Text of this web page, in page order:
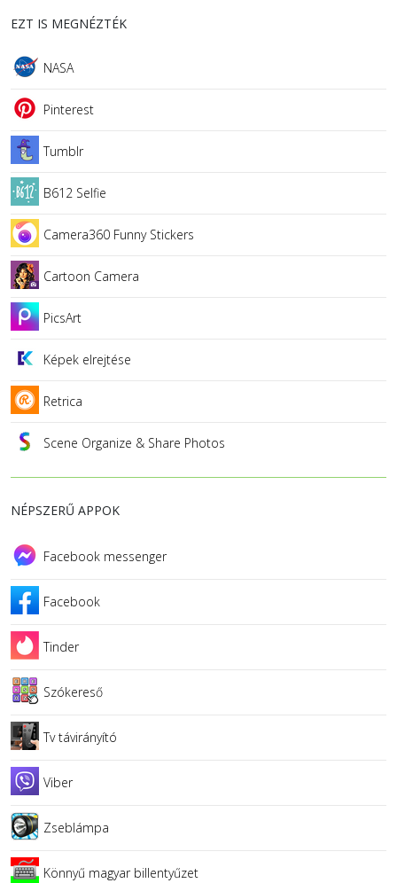
EZT IS MEGNÉZTÉK
NASA
Pinterest
Tumblr
B612 Selfie
Camera360 Funny Stickers
Cartoon Camera
PicsArt
Képek elrejtése
Retrica
Scene Organize & Share Photos
NÉPSZERŰ APPOK
Facebook messenger
Facebook
Tinder
Szókereső
Tv távirányító
Viber
Zseblámpa
Könnyű magyar billentyűzet